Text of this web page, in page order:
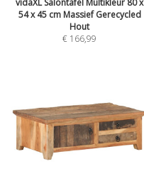
vidaXL Salontafel Multikleur 80 x
54 x 45 cm Massief Gerecycled
Hout
€ 166,99